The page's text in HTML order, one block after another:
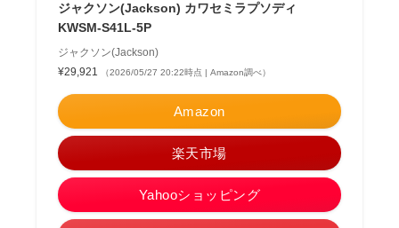
ジャクソン(Jackson) カワセミラプソディ
KWSM-S41L-5P
ジャクソン(Jackson)
¥29,921
（2026/05/27 20:22時点 | Amazon調べ）
Amazon
楽天市場
Yahooショッピング